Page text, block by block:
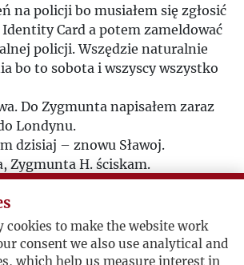
na policji bo musiałem się zgłosić
Card a potem zameldować
policji. Wszędzie naturalnie
bo to sobota i wszyscy wszystko
Do Zygmunta napisałem zaraz
Londynu.
dzisiaj – znowu Sławoj.
Zygmunta H. ściskam.
cookies to make the website work
consent we also use analytical and
which help us measure interest in